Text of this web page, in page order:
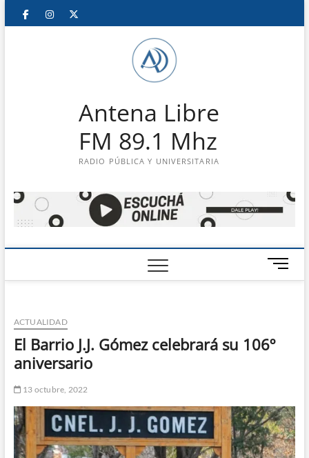
Saltar
FacebookInstagram
Antena Libre
FM 89.1 Mhz
RADIO PÚBLICA Y UNIVERSITARIA
B
o
d
ú
ACTUALIDAD
El Barrio J.J. Gómez celebrará su 106º
aniversario
13 octubre, 2022